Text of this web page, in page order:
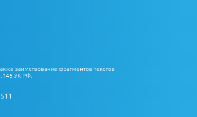
заимствование фрагментов текстов
УК РФ.